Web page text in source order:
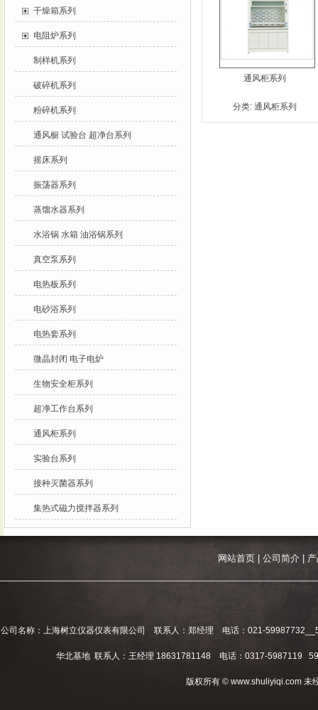
通风柜系列
分类: 通风柜系列
干燥箱系列
电阻炉系列
制样机系列
破碎机系列
粉碎机系列
通风橱 试验台 超净台系列
摇床系列
振荡器系列
蒸馏水器系列
水浴锅 水箱 油浴锅系列
真空泵系列
电热板系列
电砂浴系列
电热套系列
微晶封闭 电子电炉
生物安全柜系列
超净工作台系列
通风柜系列
实验台系列
接种灭菌器系列
集热式磁力搅拌器系列
网站首页| 公司简介|
公司名称：上海树立仪器仪表有限公司 联系人：郑经理 电话：021-
华北基地 联系人：王经理 18631781148 电话：0317-5987119
版权所有 © www.shuliyiqi.com 未